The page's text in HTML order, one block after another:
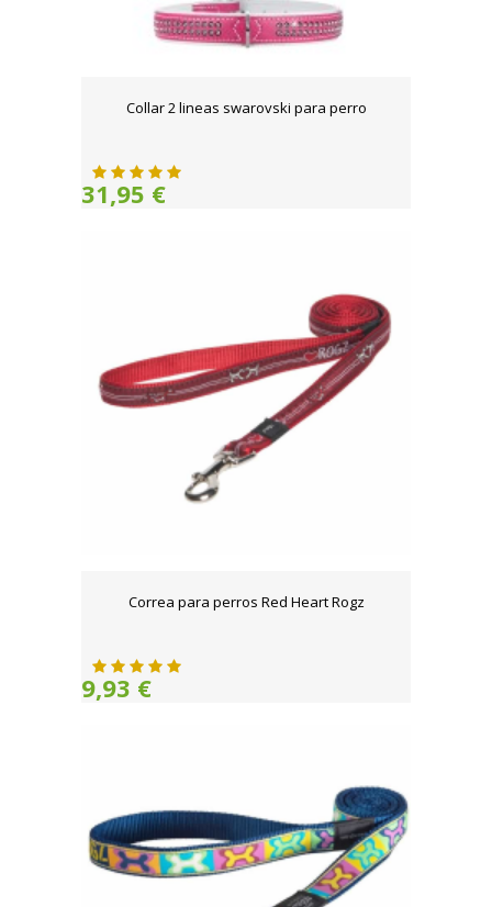
Collar 2 lineas swarovski para perro
31,95 €
Correa para perros Red Heart Rogz
9,93 €